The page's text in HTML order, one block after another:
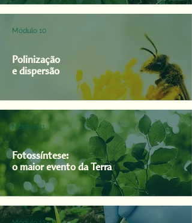
Módulo 10
Polinização
e dispersão
Módulo 11
Fotossíntese:
o maior evento da Terra